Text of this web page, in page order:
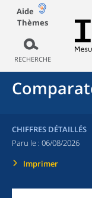
Aide
Thèmes
RECHERCHE
CHIFFRES DÉTAILLÉS
Paru le : 06/08/2026
Imprimer